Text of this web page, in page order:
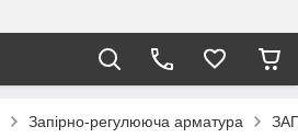
Запірно-регулююча арматура